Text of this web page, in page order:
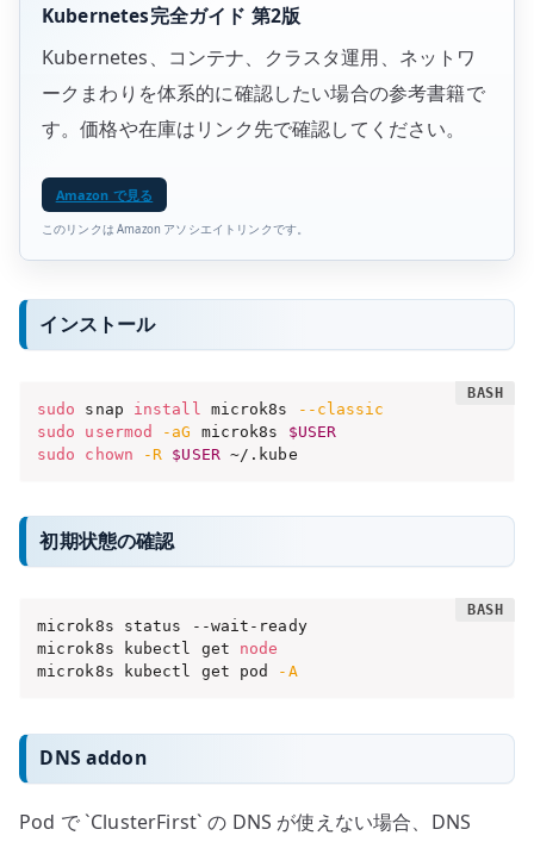
Kubernetes完全ガイド 第2版
Kubernetes、コンテナ、クラスタ運用、ネットワ
ークまわりを体系的に確認したい場合の参考書籍で
す。価格や在庫はリンク先で確認してください。
Amazon で見る
このリンクは Amazon アソシエイトリンクです。
インストール
sudo snap install microk8s
--classic
sudo
usermod -aG microk8s $USER
sudo
chown -R $USER ~/.kube
初期状態の確認
microk8s status --wait-ready
microk8s kubectl get node
microk8s kubectl get pod
-A
DNS addon
Pod で `ClusterFirst` の DNS が使えない場合、DNS